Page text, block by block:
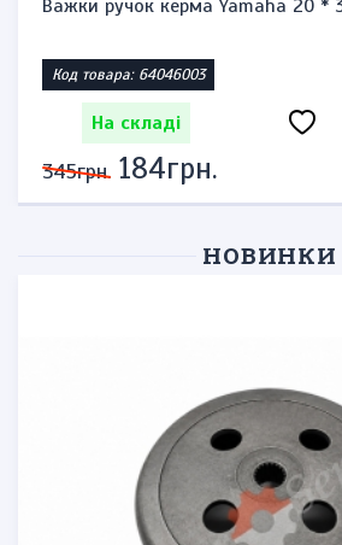
Важки ручок керма Yamaha 20 *
Код товара: 64046003
На складі
345грн. 184грн.
НОВИНКИ